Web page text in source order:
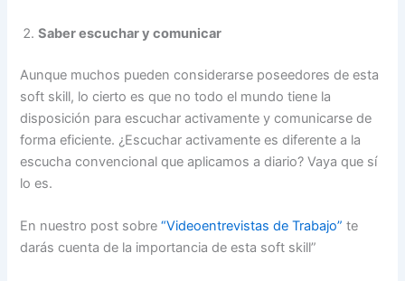
Saber escuchar y comunicar
Aunque muchos pueden considerarse poseedores de esta
soft skill, lo cierto es que no todo el mundo tiene la
disposición para escuchar activamente y comunicarse de
forma eficiente. ¿Escuchar activamente es diferente a la
escucha convencional que aplicamos a diario? Vaya que sí
lo es.
En nuestro post sobre“Videoentrevistas de Trabajo” te
darás cuenta de la importancia de esta soft skill”